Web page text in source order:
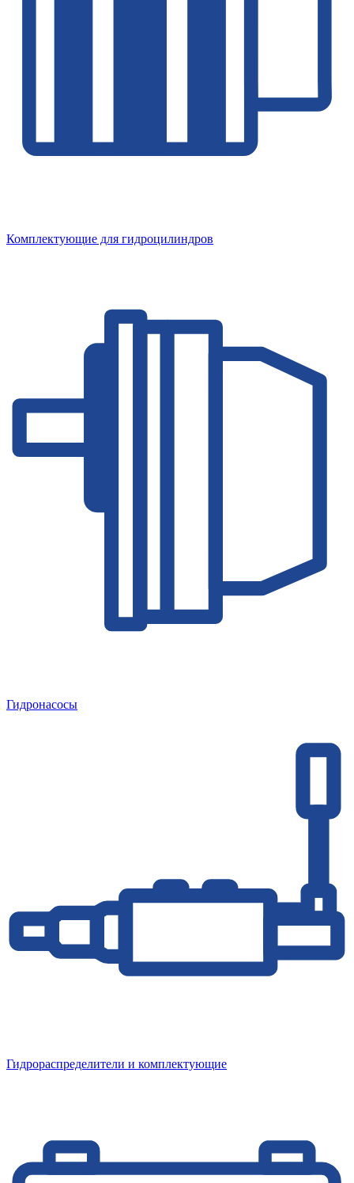
Комплектующие для гидроцилиндров
Гидронасосы
Гидрораспределители и комплектующие